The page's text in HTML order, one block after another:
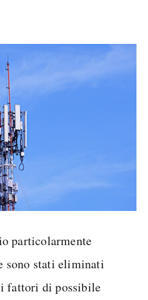
particolarmente
sono stati eliminati
fattori di possibile